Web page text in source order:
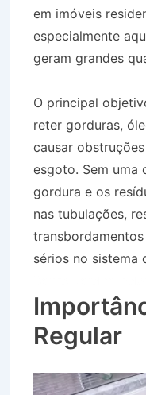
em imóveis
especialmente
geram grandes
O principal
reter gorduras,
causar
esgoto. Sem uma
gordura e os
nas tubulações,
sérios no sistema
Regular